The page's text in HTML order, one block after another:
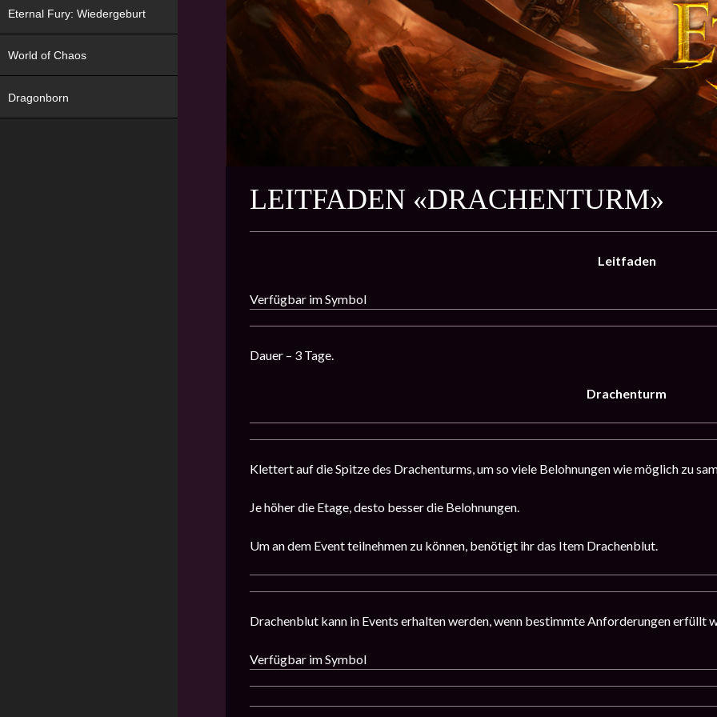
LEITFADEN «DRACHENTURM»
Leitfaden
Verfügbar im Symbol
Dauer – 3 Tage.
Drachenturm
Klettert auf die Spitze des Drachenturms, um so viele Belohnungen wie möglich zu
Je höher die Etage, desto besser die Belohnungen.
Um an dem Event teilnehmen zu können, benötigt ihr das Item Drachenblut.
Drachenblut kann in Events erhalten werden, wenn bestimmte Anforderungen erfüllt
Verfügbar im Symbol
Eternal Fury: Wiedergeburt
World of Chaos
Dragonborn